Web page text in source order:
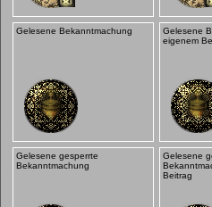
Gelesene Bekanntmachung
Gelesene
eigenem
Gelesene gesperrte
Bekanntmachung
Gelesene
Beitrag